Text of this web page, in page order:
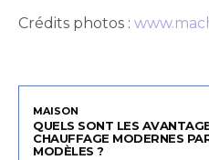
Crédits photos :
MAISON
QUELS SONT LES
CHAUFFAGE MODERNES
MODÈLES ?